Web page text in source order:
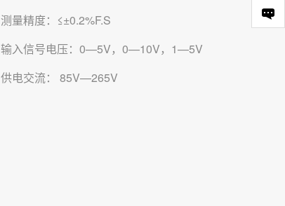
测量精度：≤±0.2%F.S
输入信号电压：0—5V，0—10V，1—5V
供电交流： 85V—265V